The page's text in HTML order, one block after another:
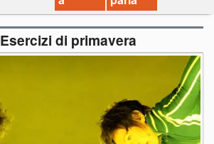
Esercizi di primavera